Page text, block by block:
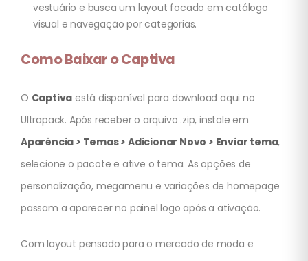
vestuário e busca um layout focado em catálogo
visual e navegação por categorias.
Como Baixar o Captiva
O Captiva está disponível para download aqui no
Ultrapack. Após receber o arquivo .zip, instale em
Aparência > Temas > Adicionar Novo > Enviar tema,
selecione o pacote e ative o tema. As opções de
personalização, megamenu e variações de homepage
passam a aparecer no painel logo após a ativação.
Com layout pensado para o mercado de moda e